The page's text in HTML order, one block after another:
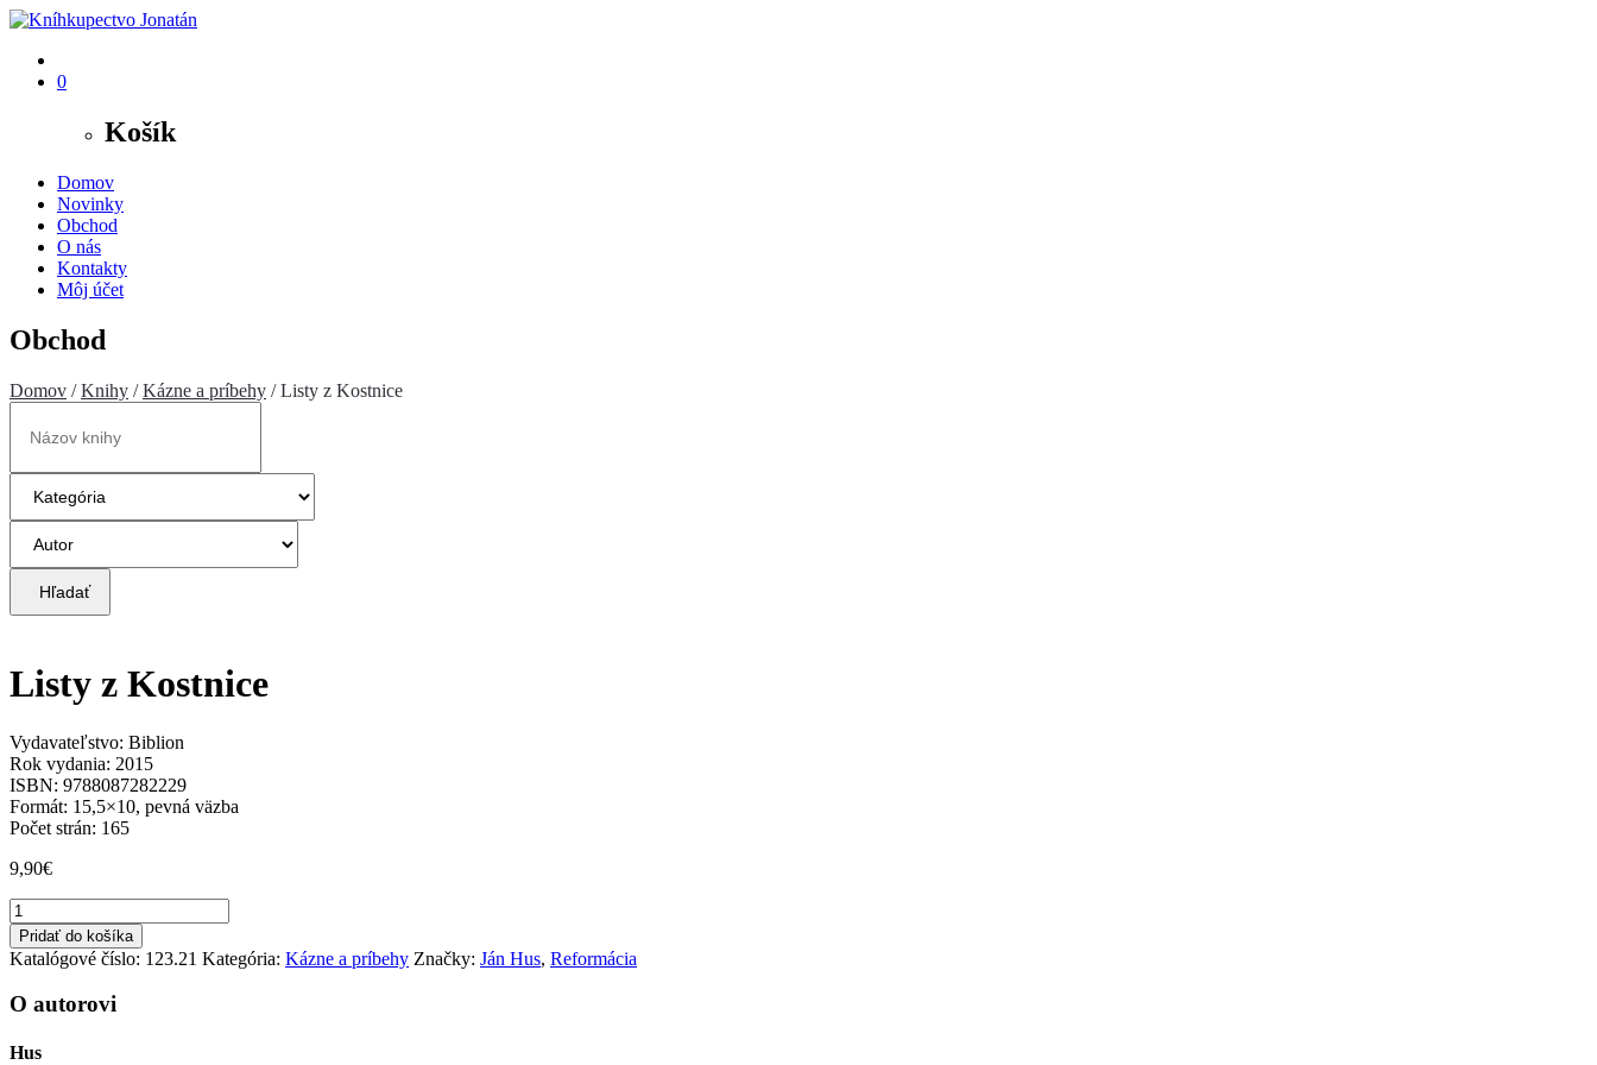
0
Košík
Domov
Novinky
Obchod
O nás
Kontakty
Môj účet
Obchod
Domov /Knihy /Kázne a príbehy / Listy z Kostnice
Hľadať
Listy z Kostnice
Vydavateľstvo: Biblion
Rok vydania: 2015
ISBN: 9788087282229
Formát: 15,5×10, pevná väzba
Počet strán: 165
9,90€
množstvo
Listy
z
Kostnice
Pridať do košíka
Katalógové číslo: 123.21 Kategória: Kázne a príbehy Značky: Ján Hus, Reformácia
O autorovi
Hus